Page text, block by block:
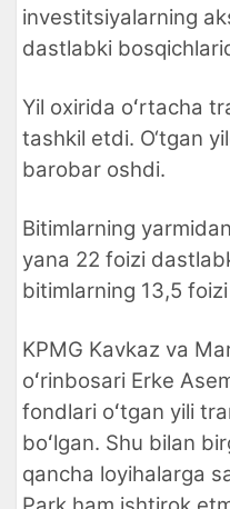
investitsiyalarning
dastlabki
Yil oxirida oʻrtacha
tashkil etdi. O‘tgan
barobar oshdi.
Bitimlarning
yana 22 foizi
bitimlarning 13,5
KPMG Kavkaz va
oʻrinbosari Erke
fondlari oʻtgan yili
boʻlgan. Shu bilan
qancha loyihalarga